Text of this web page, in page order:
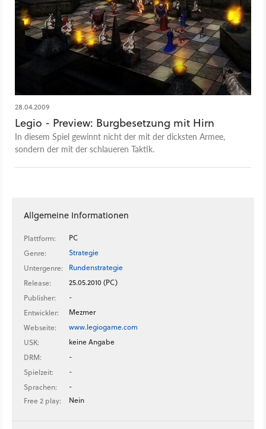
28.04.2009
Legio - Preview: Burgbesetzung mit Hirn
In diesem Spiel gewinnt nicht der mit der dicksten Armee,
sondern der mit der schlaueren Taktik.
Allgemeine Informationen
Plattform:
PC
Genre:
Strategie
Untergenre:
Rundenstrategie
Release:
25.05.2010 (PC)
Publisher:
-
Entwickler:
Mezmer
Webseite:
www.legiogame.com
USK:
keine Angabe
DRM:
-
Spielzeit:
-
Sprachen:
-
Free 2 play:
Nein